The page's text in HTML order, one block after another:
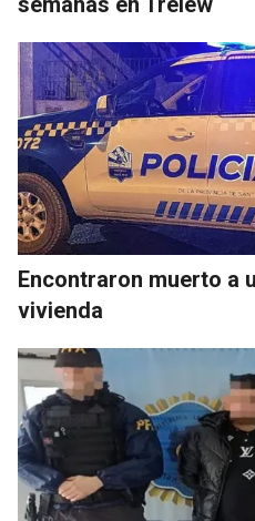
Encontraron muerto a
vivienda